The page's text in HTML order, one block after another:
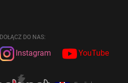
DOŁĄCZ DO NAS:
Instagram YouTube